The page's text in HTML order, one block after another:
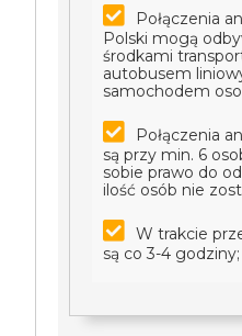
Połączenia
Polski mogą
środkami
autobusem
samochodem
Połączenia
są przy min. 6
sobie prawo do
ilość osób nie
W trakcie
są co 3-4 godziny;